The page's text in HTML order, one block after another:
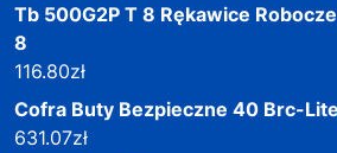
Tb 500G2P T 8 Rękawice
8
116.80zł
Cofra Buty Bezpieczne 40 Brc-
631.07zł